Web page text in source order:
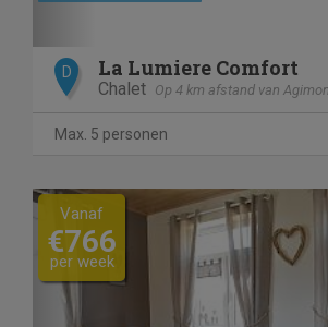
D La Lumiere Comfort
Chalet Op 4 km afstand van
Max. 5 personen
Previous
Vanaf
€766
per week